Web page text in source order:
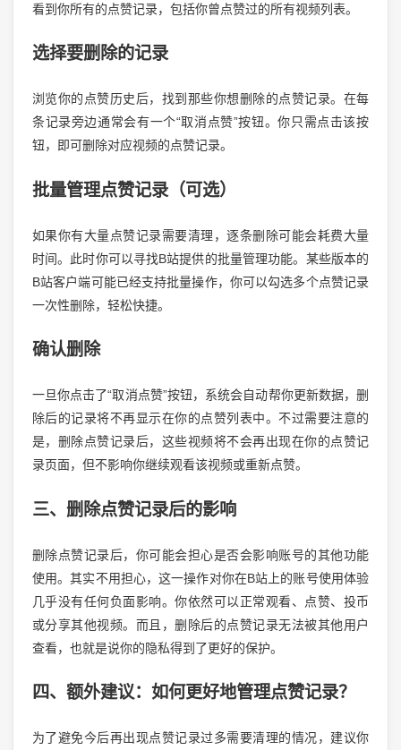
看到你所有的点赞记录，包括你曾点赞过的所有视频列表。
选择要删除的记录
浏览你的点赞历史后，找到那些你想删除的点赞记录。在每
条记录旁边通常会有一个“取消点赞”按钮。你只需点击该按
钮，即可删除对应视频的点赞记录。
批量管理点赞记录（可选）
如果你有大量点赞记录需要清理，逐条删除可能会耗费大量
时间。此时你可以寻找B站提供的批量管理功能。某些版本的
B站客户端可能已经支持批量操作，你可以勾选多个点赞记录
一次性删除，轻松快捷。
确认删除
一旦你点击了“取消点赞”按钮，系统会自动帮你更新数据，删
除后的记录将不再显示在你的点赞列表中。不过需要注意的
是，删除点赞记录后，这些视频将不会再出现在你的点赞记
录页面，但不影响你继续观看该视频或重新点赞。
三、删除点赞记录后的影响
删除点赞记录后，你可能会担心是否会影响账号的其他功能
使用。其实不用担心，这一操作对你在B站上的账号使用体验
几乎没有任何负面影响。你依然可以正常观看、点赞、投币
或分享其他视频。而且，删除后的点赞记录无法被其他用户
查看，也就是说你的隐私得到了更好的保护。
四、额外建议：如何更好地管理点赞记录？
为了避免今后再出现点赞记录过多需要清理的情况，建议你